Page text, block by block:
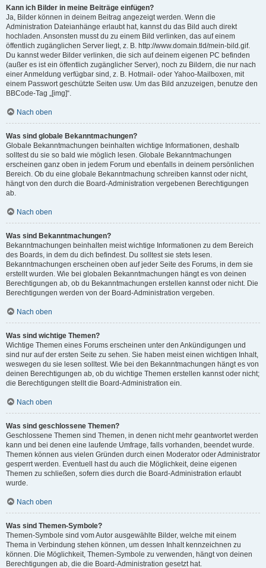
Kann ich Bilder in meine Beiträge einfügen?
Ja, Bilder können in deinem Beitrag angezeigt werden. Wenn die
Administration Dateianhänge erlaubt hat, kannst du das Bild auch direkt
hochladen. Ansonsten musst du zu einem Bild verlinken, das auf einem
öffentlich zugänglichen Server liegt, z. B. http://www.domain.tld/mein-bild.gif.
Du kannst weder Bilder verlinken, die sich auf deinem eigenen PC befinden
(außer es ist ein öffentlich zugänglicher Server), noch zu Bildern, die nur nach
einer Anmeldung verfügbar sind, z. B. Hotmail- oder Yahoo-Mailboxen, mit
einem Passwort geschützte Seiten usw. Um das Bild anzuzeigen, benutze den
BBCode-Tag „[img]“.
Nach oben
Was sind globale Bekanntmachungen?
Globale Bekanntmachungen beinhalten wichtige Informationen, deshalb
solltest du sie so bald wie möglich lesen. Globale Bekanntmachungen
erscheinen ganz oben in jedem Forum und ebenfalls in deinem persönlichen
Bereich. Ob du eine globale Bekanntmachung schreiben kannst oder nicht,
hängt von den durch die Board-Administration vergebenen Berechtigungen
ab.
Nach oben
Was sind Bekanntmachungen?
Bekanntmachungen beinhalten meist wichtige Informationen zu dem Bereich
des Boards, in dem du dich befindest. Du solltest sie stets lesen.
Bekanntmachungen erscheinen oben auf jeder Seite des Forums, in dem sie
erstellt wurden. Wie bei globalen Bekanntmachungen hängt es von deinen
Berechtigungen ab, ob du Bekanntmachungen erstellen kannst oder nicht. Die
Berechtigungen werden von der Board-Administration vergeben.
Nach oben
Was sind wichtige Themen?
Wichtige Themen eines Forums erscheinen unter den Ankündigungen und
sind nur auf der ersten Seite zu sehen. Sie haben meist einen wichtigen Inhalt,
weswegen du sie lesen solltest. Wie bei den Bekanntmachungen hängt es von
deinen Berechtigungen ab, ob du wichtige Themen erstellen kannst oder nicht;
die Berechtigungen stellt die Board-Administration ein.
Nach oben
Was sind geschlossene Themen?
Geschlossene Themen sind Themen, in denen nicht mehr geantwortet werden
kann und bei denen eine laufende Umfrage, falls vorhanden, beendet wurde.
Themen können aus vielen Gründen durch einen Moderator oder Administrator
gesperrt werden. Eventuell hast du auch die Möglichkeit, deine eigenen
Themen zu schließen, sofern dies durch die Board-Administration erlaubt
wurde.
Nach oben
Was sind Themen-Symbole?
Themen-Symbole sind vom Autor ausgewählte Bilder, welche mit einem
Thema in Verbindung stehen können, um dessen Inhalt kennzeichnen zu
können. Die Möglichkeit, Themen-Symbole zu verwenden, hängt von deinen
Berechtigungen ab, die die Board-Administration gesetzt hat.